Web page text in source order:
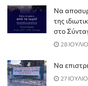
Να
της
στο
28
Να
27